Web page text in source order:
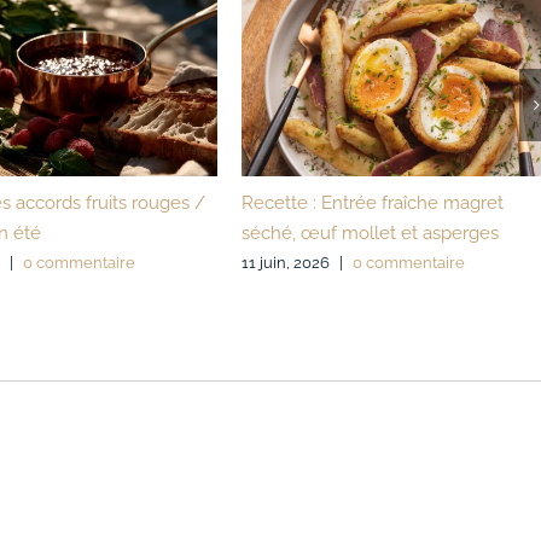
fraîche magret
et asperges
0 commentaire
Un confit d’oignon au miel de
Jurançon ajouté au panier dès 120
d’achat.